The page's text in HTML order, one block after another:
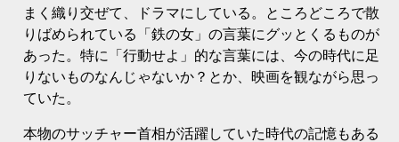
まく織り交ぜて、ドラマにしている。ところどころで散
りばめられている「鉄の女」の言葉にグッとくるものが
あった。特に「行動せよ」的な言葉には、今の時代に足
りないものなんじゃないか？とか、映画を観ながら思っ
ていた。
本物のサッチャー首相が活躍していた時代の記憶もある